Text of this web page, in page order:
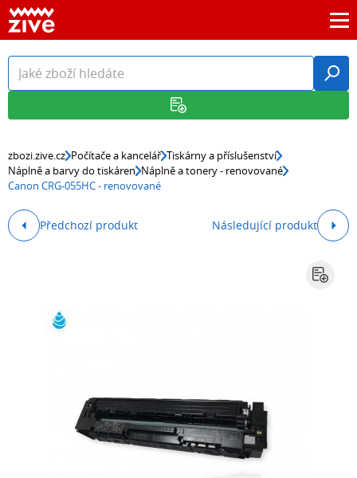
zbozi.zive.cz Počítače a kancelář Tiskárny a příslušenství
Náplně a barvy do tiskáren Náplně a tonery - renovované
Canon CRG-055HC - renovované
Předchozí produkt Následující produkt